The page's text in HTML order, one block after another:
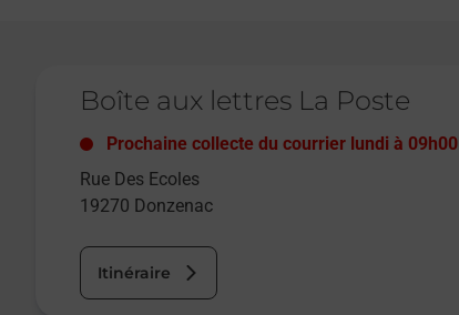
Boîte aux lettres La Poste
Prochaine collecte du courrier lundi à 09h00
Rue Des Ecoles
19270 Donzenac
Itinéraire